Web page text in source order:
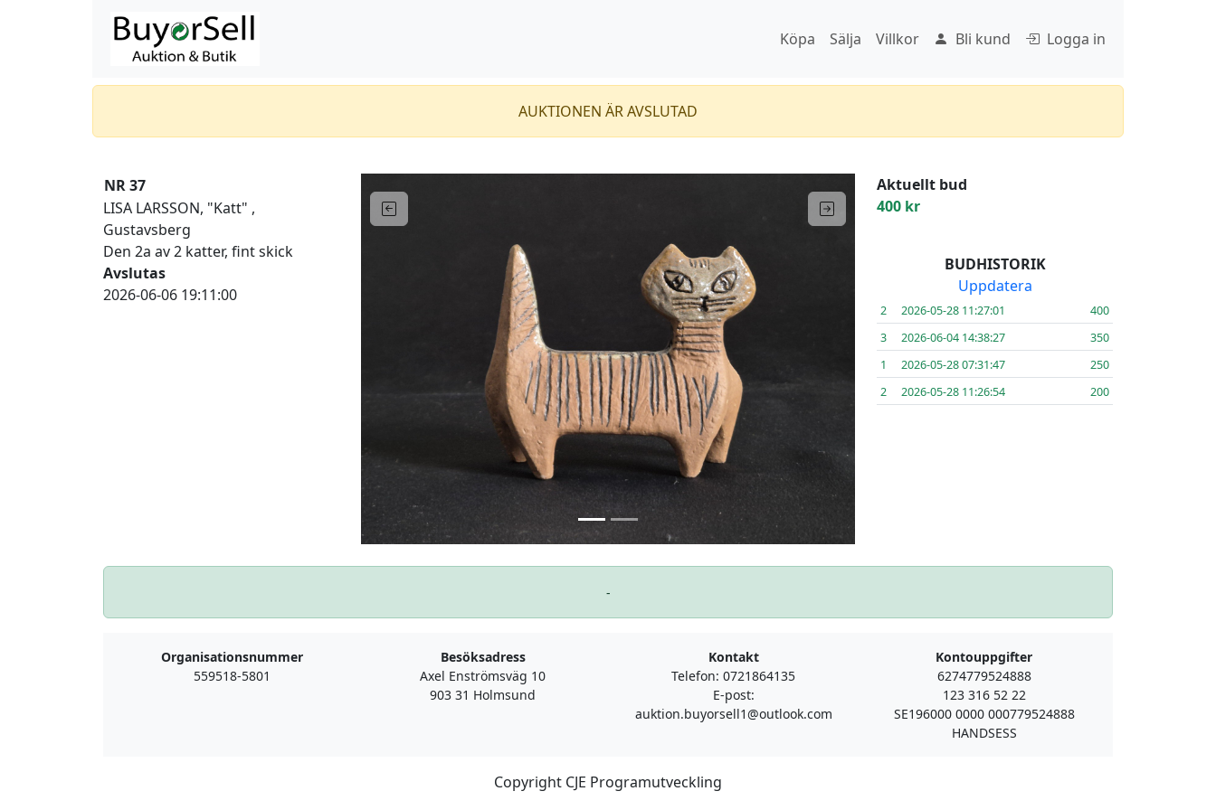
Köpa Sälja Villkor Bli kund Logga in
AUKTIONEN ÄR AVSLUTAD
NR 37
LISA LARSSON, "Katt" ,
Gustavsberg
Den 2a av 2 katter, fint skick
Avslutas
2026-06-06 19:11:00
Aktuellt bud
400 kr
BUDHISTORIK
Uppdatera
2 2026-05-28 11:27:01
400
3
2026-06-04 14:38:27
350
1
2026-05-28 07:31:47
250
2
2026-05-28 11:26:54 200
-
Organisationsnummer
559518-5801
Besöksadress
Axel Enströmsväg 10
903 31 Holmsund
Kontakt
Telefon: 0721864135
E-post:
auktion.buyorsell1@outlook.com
Kontouppgifter
6274779524888
123 316 52 22
SE196000 0000 000779524888
HANDSESS
Copyright CJE Programutveckling